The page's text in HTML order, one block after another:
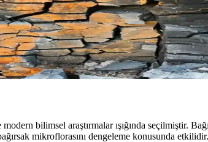
doğal içeriklerle formüle edilmiş bir takviyedir.
Destekleyen Yenilikçi Probiyotik
gelişmiş probiyotik formülüyle sindirim ve cilt
bilimsel araştırmalar ışığında seçilmiştir.
mikroflorasını dengeleme konusunda etkilidir.